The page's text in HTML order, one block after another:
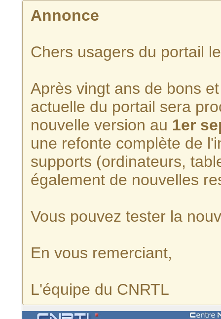
Annonce
Chers usagers du portail
Après vingt ans de bons
actuelle du portail sera
nouvelle version au 1er
une refonte complète de
supports (ordinateurs,
également de nouvelles
Vous pouvez tester la
En vous remerciant,
L'équipe du CNRTL